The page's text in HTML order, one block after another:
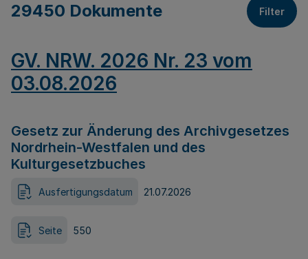
29450 Dokumente Filter
GV. NRW. 2026 Nr. 23 vom
03.08.2026
Gesetz zur Änderung des Archivgesetzes
Nordrhein-Westfalen und des
Kulturgesetzbuches
Ausfertigungsdatum 21.07.2026
Seite 550